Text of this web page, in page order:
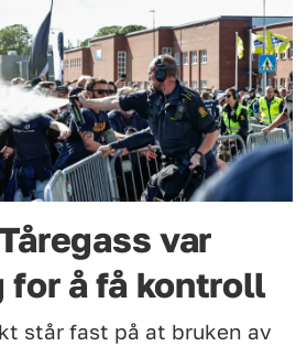
var
for å få kontroll
står fast på at bruken av